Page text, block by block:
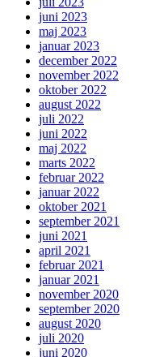
juni 2023
maj 2023
januar 2023
december 2022
november 2022
oktober 2022
august 2022
juli 2022
juni 2022
maj 2022
marts 2022
februar 2022
januar 2022
oktober 2021
september 2021
juni 2021
april 2021
februar 2021
januar 2021
november 2020
september 2020
august 2020
juli 2020
juni 2020